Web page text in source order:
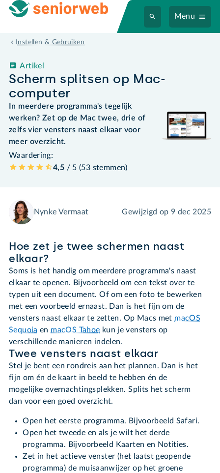
Menu
Instellen & Gebruiken
Scherm splitsen op Mac-
computer
Artikel
In meerdere programma's tegelijk
werken? Zet op de Mac twee, drie of
zelfs vier vensters naast elkaar voor
meer overzicht.
Waardering:
4,5 / 5 (53 stemmen)
Nynke Vermaat Gewijzigd op 9 dec 2025
Hoe zet je twee schermen naast
elkaar?
Soms is het handig om meerdere programma's naast
elkaar te openen. Bijvoorbeeld om een tekst over te
typen uit een document. Of om een foto te bewerken
met een voorbeeld ernaast. Dan is het fijn om de
vensters naast elkaar te zetten. Op Macs met macOS
Sequoia en macOS Tahoe kun je vensters op
verschillende manieren indelen.
Twee vensters naast elkaar
Stel je bent een rondreis aan het plannen. Dan is het
fijn om én de kaart in beeld te hebben én de
mogelijke overnachtingsplekken. Splits het scherm
dan voor een goed overzicht.
Open het eerste programma. Bijvoorbeeld Safari.
Open het tweede en als je wilt het derde
programma. Bijvoorbeeld Kaarten en Notities.
Zet in het actieve venster (het laatst geopende
programma) de muisaanwijzer op het groene